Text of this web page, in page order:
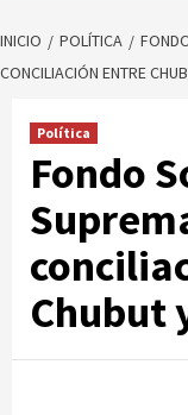
INICIO POLÍTICA
CONCILIACIÓN ENTRE
Política
Fondo
Chubut